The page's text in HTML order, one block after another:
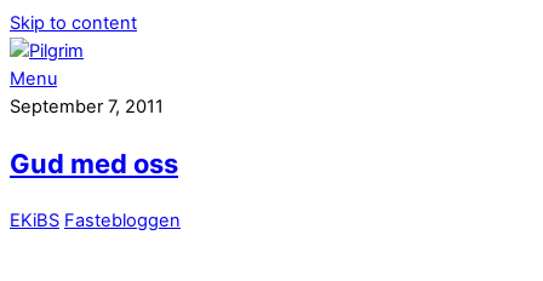
Skip to content
Menu
September 7, 2011
Gud med oss
EKiBS Fastebloggen